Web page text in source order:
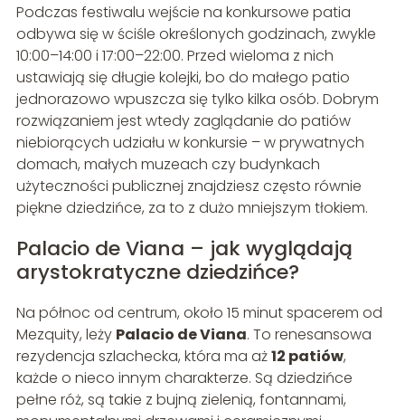
Podczas festiwalu wejście na konkursowe patia
odbywa się w ściśle określonych godzinach, zwykle
10:00–14:00 i 17:00–22:00. Przed wieloma z nich
ustawiają się długie kolejki, bo do małego patio
jednorazowo wpuszcza się tylko kilka osób. Dobrym
rozwiązaniem jest wtedy zaglądanie do patiów
niebiorących udziału w konkursie – w prywatnych
domach, małych muzeach czy budynkach
użyteczności publicznej znajdziesz często równie
piękne dziedzińce, za to z dużo mniejszym tłokiem.
Palacio de Viana – jak wyglądają
arystokratyczne dziedzińce?
Na północ od centrum, około 15 minut spacerem od
Mezquity, leży Palacio de Viana. To renesansowa
rezydencja szlachecka, która ma aż12 patiów,
każde o nieco innym charakterze. Są dziedzińce
pełne róż, są takie z bujną zielenią, fontannami,